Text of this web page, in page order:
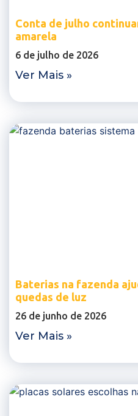
Conta de julho
amarela
6 de julho de 2026
Ver Mais »
Baterias na fazenda
quedas de luz
26 de junho de 2026
Ver Mais »